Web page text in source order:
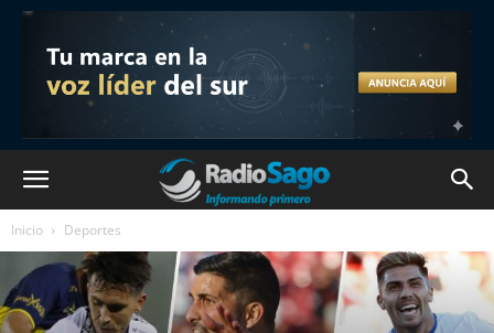
Inicio Deportes